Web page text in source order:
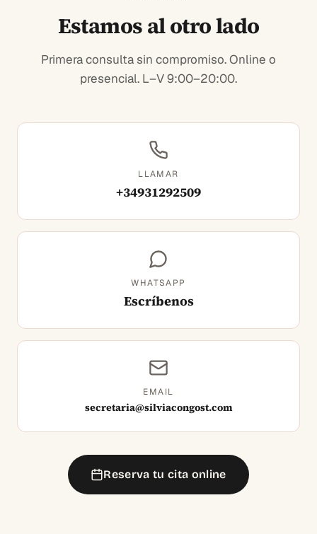
Estamos al otro lado
Primera consulta sin compromiso. Online o
presencial. L–V 9:00–20:00.
LLAMAR
+34931292509
WHATSAPP
Escríbenos
EMAIL
secretaria@silviacongost.com
Reserva tu cita online